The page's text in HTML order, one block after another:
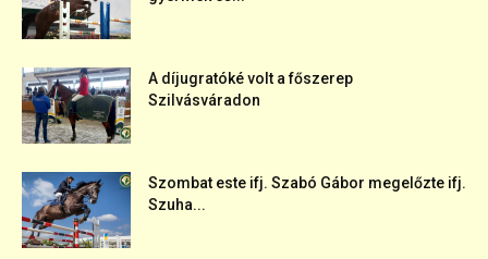
A díjugratóké volt a főszerep
Szilvásváradon
Szombat este ifj. Szabó Gábor megelőzte ifj.
Szuha...